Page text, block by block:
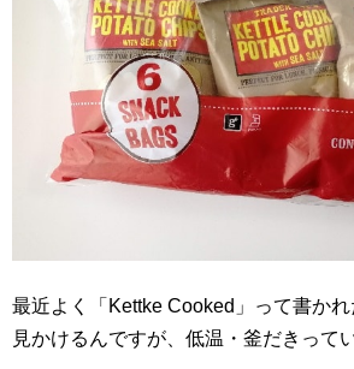
最近よく「Kettke Cooked」って書か
見かけるんですが、低温・釜だきって